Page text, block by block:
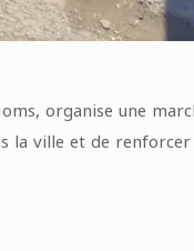
organise une
ville et de